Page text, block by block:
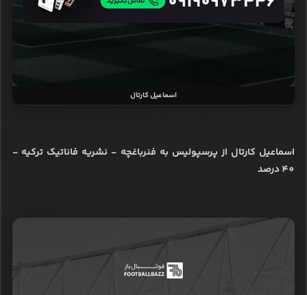
اسماعیل کارتال
اسماعیل کارتال از پرسپولیس به فنرباغچه - نشریه فاناتیک ترکیه -
40 درصد